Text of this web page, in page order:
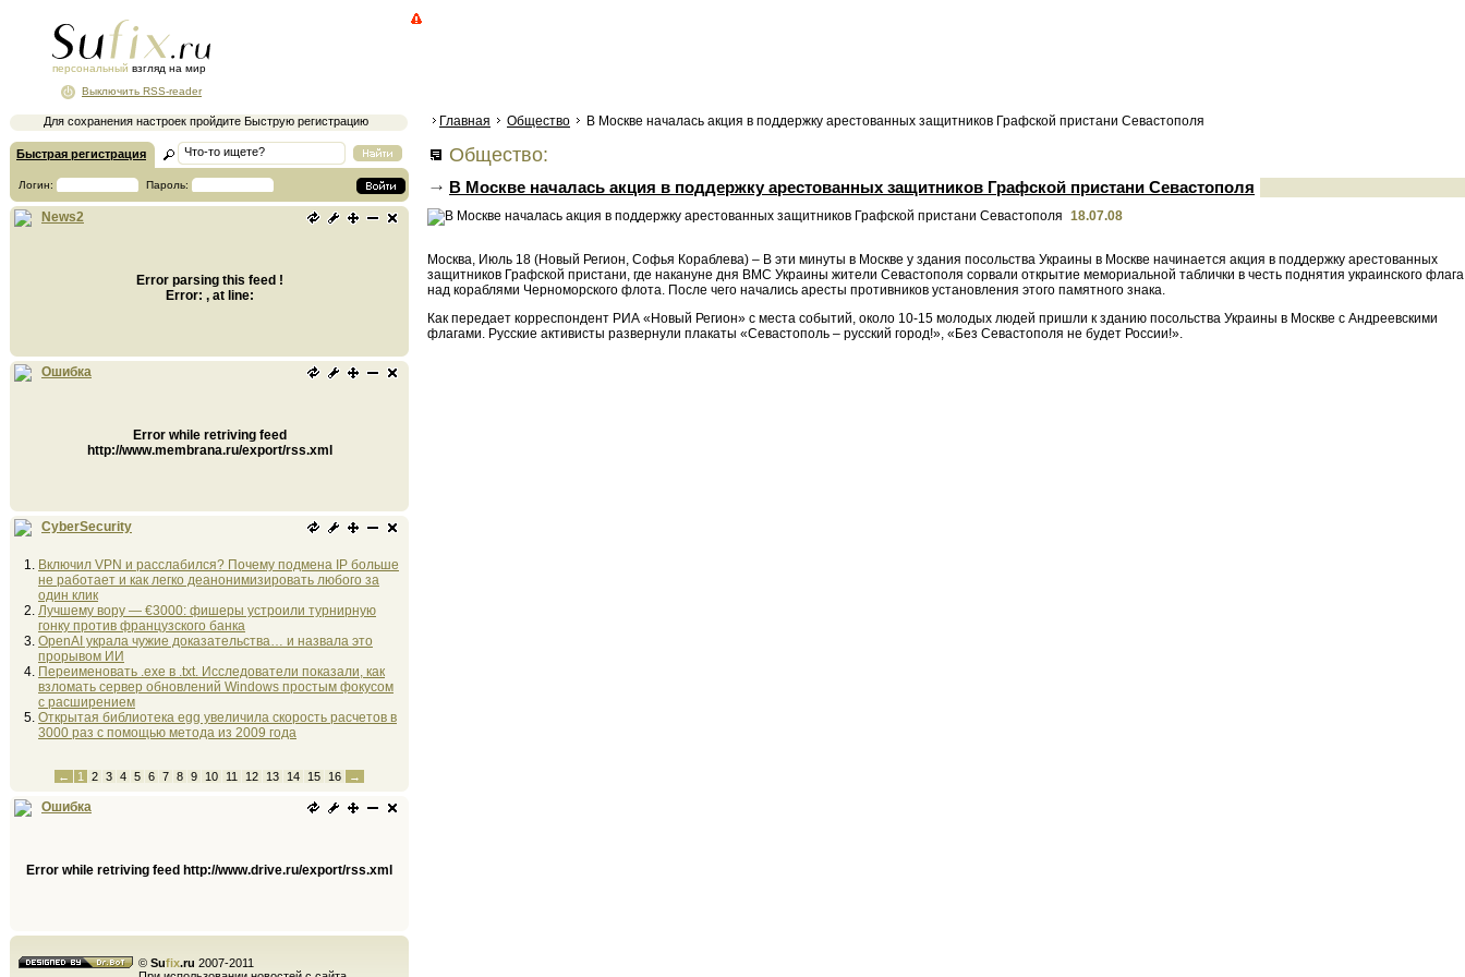
персональный взгляд на мир
Для сохранения настроек пройдите Быструю регистрацию
Выключить RSS-reader
Быстрая регистрация
Логин: Пароль:
News2
Error parsing this feed !
Error: , at line:
Ошибка
Error while retriving feed
http://www.membrana.ru/export/rss.xml
CyberSecurity
Включил VPN и расслабился? Почему подмена IP больше
не работает и как легко деанонимизировать любого за
один клик
Лучшему вору — €3000: фишеры устроили турнирную
гонку против французского банка
OpenAI украла чужие доказательства… и назвала это
прорывом ИИ
Переименовать .exe в .txt. Исследователи показали, как
взломать сервер обновлений Windows простым фокусом
с расширением
Открытая библиотека egg увеличила скорость расчетов в
3000 раз с помощью метода из 2009 года
← 1 2 3 4 5 6 7 8 9 10 11 12 13 14 15 16 →
Ошибка
Error while retriving feed http://www.drive.ru/export/rss.xml
© Sufix.ru 2007-2011
Главная Общество В Москве началась акция в поддержку арестованных защитников Графской пристани Севастополя
Общество:
В Москве началась акция в поддержку арестованных защитников Графской пристани Севастополя
18.07.08
Москва, Июль 18 (Новый Регион, Софья Кораблева) – В эти минуты в Москве у здания посольства Украины в Москве начинается акция в поддержку арестованных
защитников Графской пристани, где накануне дня ВМС Украины жители Севастополя сорвали открытие мемориальной таблички в честь поднятия украинского флага
над кораблями Черноморского флота. После чего начались аресты противников установления этого памятного знака.
Как передает корреспондент РИА «Новый Регион» с места событий, около 10-15 молодых людей пришли к зданию посольства Украины в Москве с Андреевскими
флагами. Русские активисты развернули плакаты «Севастополь – русский город!», «Без Севастополя не будет России!».